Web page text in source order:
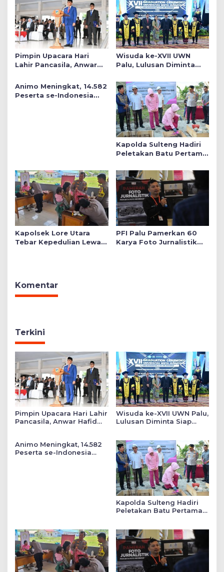
Pimpin Upacara Hari
Lahir Pancasila, Anwar
Sosial dalam Kebijakan
Publik
Wisuda ke-XVII UWN
Palu, Lulusan Diminta
Daerah
Animo Meningkat, 14.582
Peserta se-Indonesia
Kapolda Sulteng Hadiri
Peletakan Batu Pertama
di Sekolah YKB
Kapolsek Lore Utara
Tebar Kepedulian Lewat
PFI Palu Pamerkan 60
Karya Foto Jurnalistik
Komentar
Terkini
Pimpin Upacara Hari Lahir
Pancasila, Anwar Hafid
Wisuda ke-XVII UWN Palu,
Lulusan Diminta Siap
Animo Meningkat, 14.582
Peserta se-Indonesia
Kapolda Sulteng Hadiri
Peletakan Batu Pertama